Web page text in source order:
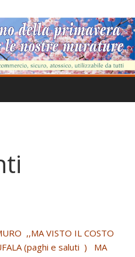
,,MA VISTO IL COSTO
(paghi e saluti ) MA